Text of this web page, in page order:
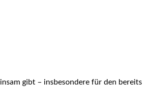
gibt – insbesondere für den bereits